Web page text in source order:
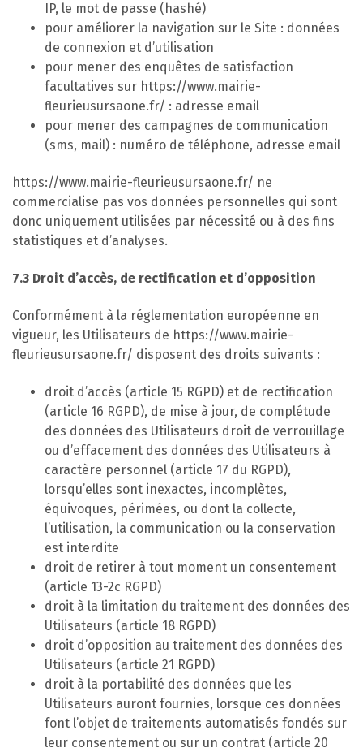
IP, le mot de passe (hashé)
pour améliorer la navigation sur le Site : données
de connexion et d’utilisation
pour mener des enquêtes de satisfaction
facultatives sur https://www.mairie-
fleurieusursaone.fr/ : adresse email
pour mener des campagnes de communication
(sms, mail) : numéro de téléphone, adresse email
https://www.mairie-fleurieusursaone.fr/ ne
commercialise pas vos données personnelles qui sont
donc uniquement utilisées par nécessité ou à des fins
statistiques et d’analyses.
7.3 Droit d’accès, de rectification et d’opposition
Conformément à la réglementation européenne en
vigueur, les Utilisateurs de https://www.mairie-
fleurieusursaone.fr/ disposent des droits suivants :
droit d’accès (article 15 RGPD) et de rectification
(article 16 RGPD), de mise à jour, de complétude
des données des Utilisateurs droit de verrouillage
ou d’effacement des données des Utilisateurs à
caractère personnel (article 17 du RGPD),
lorsqu’elles sont inexactes, incomplètes,
équivoques, périmées, ou dont la collecte,
l’utilisation, la communication ou la conservation
est interdite
droit de retirer à tout moment un consentement
(article 13-2c RGPD)
droit à la limitation du traitement des données des
Utilisateurs (article 18 RGPD)
droit d’opposition au traitement des données des
Utilisateurs (article 21 RGPD)
droit à la portabilité des données que les
Utilisateurs auront fournies, lorsque ces données
font l’objet de traitements automatisés fondés sur
leur consentement ou sur un contrat (article 20